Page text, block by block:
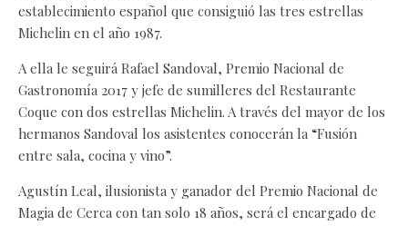
establecimiento español que consiguió las tres estrellas
Michelin en el año 1987.
A ella le seguirá Rafael Sandoval, Premio Nacional de
Gastronomía 2017 y jefe de sumilleres del Restaurante
Coque con dos estrellas Michelin. A través del mayor de los
hermanos Sandoval los asistentes conocerán la “Fusión
entre sala, cocina y vino”.
Agustín Leal, ilusionista y ganador del Premio Nacional de
Magia de Cerca con tan solo 18 años, será el encargado de